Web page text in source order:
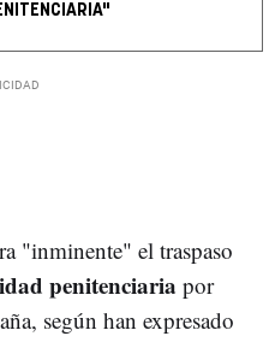
"inminente" el traspaso
penitenciaria por
según han expresado